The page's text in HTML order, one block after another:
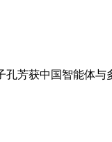
孔芳获中国智能体与